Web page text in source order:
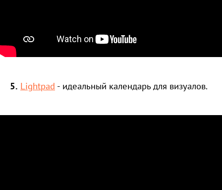
5. Lightpad - идеальный календарь для визуалов.